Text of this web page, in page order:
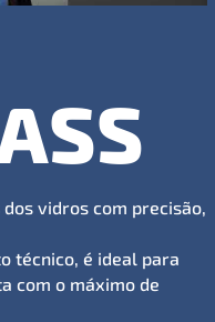
vidros com precisão,
técnico, é ideal para
com o máximo de